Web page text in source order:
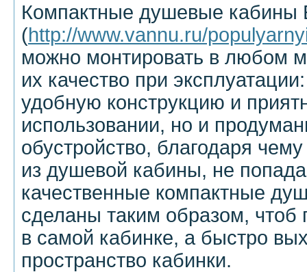
Компактные душевые кабины
(http://www.vannu.ru/
можно монтировать в любом
их качество при
удобную конструкцию и
использовании, но и
обустройство, благодаря
из душевой кабины, не
качественные компактные
сделаны таким образом, чтоб
в самой кабинке, а быстро
пространство кабинки.